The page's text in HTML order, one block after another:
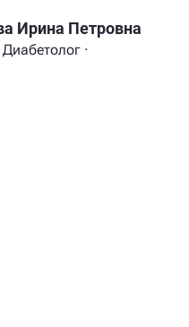
Ирина Петровна
·